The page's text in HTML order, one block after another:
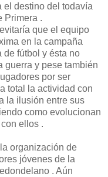
el destino del todavía
Primera .
que el equipo
en la campaña
de fútbol y ésta no
guerra y pese también
por ser
total la actividad con
la ilusión entre sus
como evolucionan
ellos .
organización de
jóvenes de la
. Aún